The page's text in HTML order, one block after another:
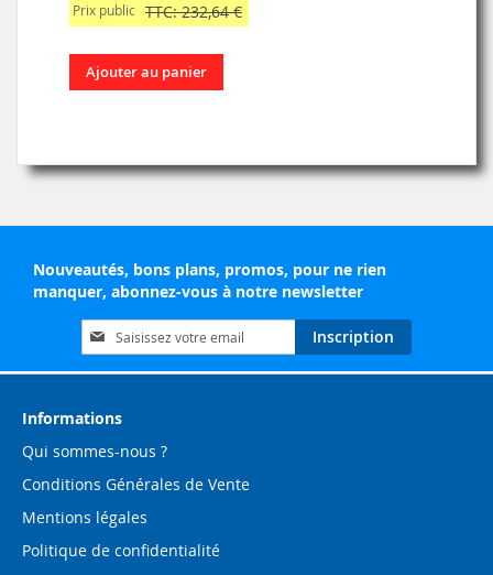
Prix public TTC: 232,64 €
Ajouter au panier
Nouveautés, bons plans, promos, pour ne rien
manquer, abonnez-vous à notre newsletter
Inscription
à
notre
d’information
Inscription
Informations
Qui sommes-nous ?
Conditions Générales de Vente
Mentions légales
Politique de confidentialité